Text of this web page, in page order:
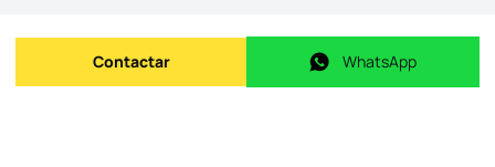
Enviar mensagem
Contactar WhatsApp
WhatsApp